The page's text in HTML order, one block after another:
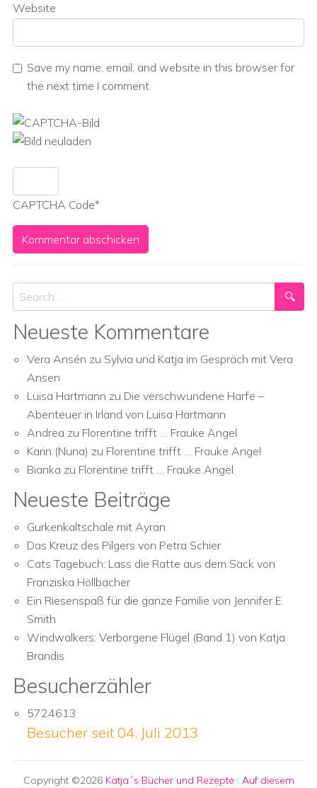
Website
Save my name, email, and website in this browser for
the next time I comment
CAPTCHA Code*
Search
Neueste Kommentare
Vera Ansén zu Sylvia und Katja im Gespräch mit Vera
Ansen
Luisa Hartmann zu Die verschwundene Harfe –
Abenteuer in Irland von Luisa Hartmann
Andrea zu Florentine trifft … Frauke Angel
Karin (Nuna) zu Florentine trifft … Frauke Angel
Bianka zu Florentine trifft … Frauke Angel
Neueste Beiträge
Gurkenkaltschale mit Ayran
Das Kreuz des Pilgers von Petra Schier
Cats Tagebuch: Lass die Ratte aus dem Sack von
Franziska Höllbacher
Ein Riesenspaß für die ganze Familie von Jennifer E.
Smith
Windwalkers: Verborgene Flügel (Band 1) von Katja
Brandis
Besucherzähler
5724613
Besucher seit 04. Juli 2013
Copyright ©2026 Katja´s Bücher und Rezepte : Auf diesem